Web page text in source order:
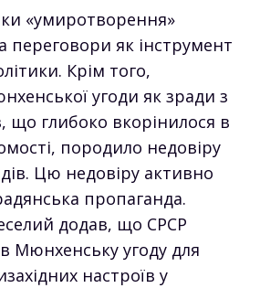
«умиротворення»
переговори як інструмент
Крім того,
угоди як зради з
що глибоко вкорінилося в
породило недовіру
Цю недовіру активно
пропаганда.
додав, що СРСР
Мюнхенську угоду для
настроїв у